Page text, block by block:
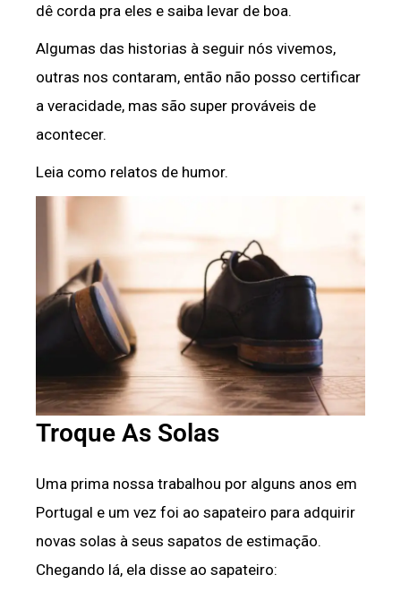
dê corda pra eles e saiba levar de boa.
Algumas das historias à seguir nós vivemos,
outras nos contaram, então não posso certificar
a veracidade, mas são super prováveis de
acontecer.
Leia como relatos de humor.
Troque As Solas
Uma prima nossa trabalhou por alguns anos em
Portugal e um vez foi ao sapateiro para adquirir
novas solas à seus sapatos de estimação.
Chegando lá, ela disse ao sapateiro: